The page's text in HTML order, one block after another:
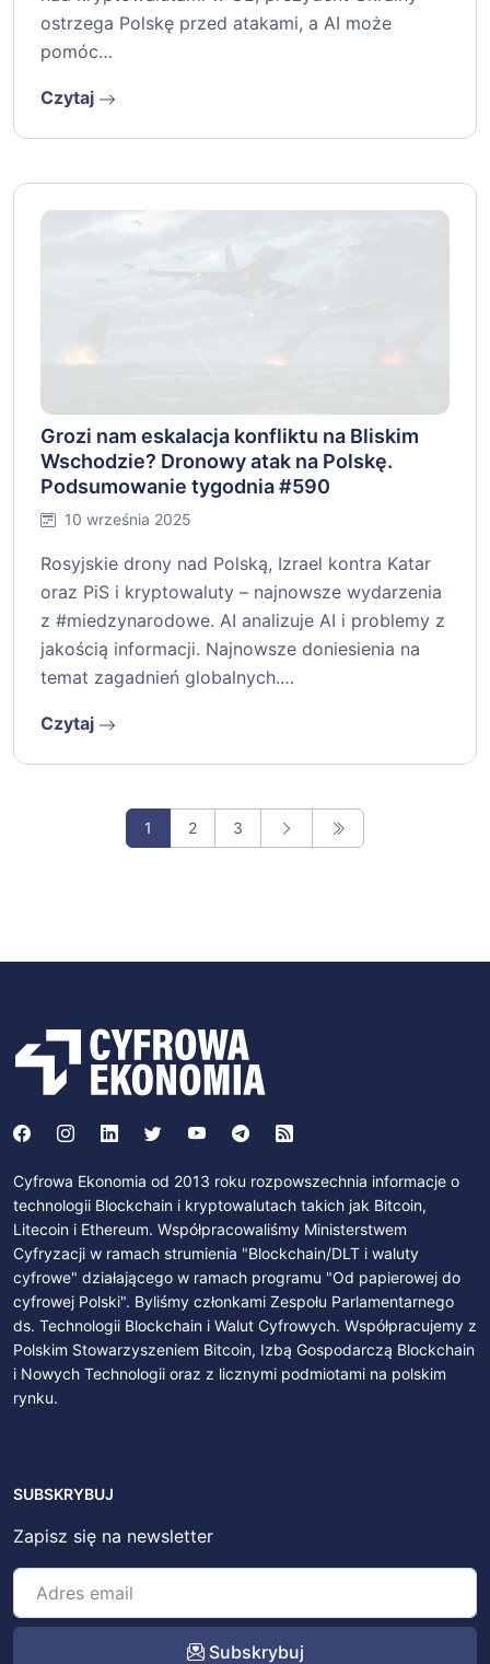
AI ocenia, kiedy Rosja może zająć Ukrainę.
Podsumowanie tygodnia #591
Sprawdź najnowsze doniesienia technologiczne:
AI przewiduje datę potencjalnego konfliktu z
Rosją, Malta sprzeciwia się centralizacji nadzoru
nad kryptowalutami w UE, prezydent Ukrainy
ostrzega Polskę przed atakami, a AI może
pomóc…
Czytaj
Grozi nam eskalacja konfliktu na Bliskim
10 września 2025
Rosyjskie drony nad Polską, Izrael kontra Katar
oraz PiS i kryptowaluty – najnowsze wydarzenia
z #miedzynarodowe. AI analizuje AI i problemy z
jakością informacji. Najnowsze doniesienia na
temat zagadnień globalnych.…
Czytaj
1 2 3